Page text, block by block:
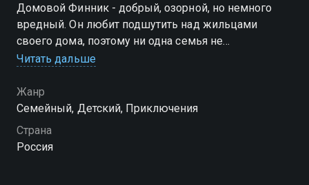
Домовой Финник - добрый, озорной, но немного
вредный. Он любит подшутить над жильцами
своего дома, поэтому ни одна семья не
задерживается в его владениях надолго. Но всё
девочка Кристина и её родители
Читать дальше
Жанр
Семейный, Детский, Приключения
Страна
Россия